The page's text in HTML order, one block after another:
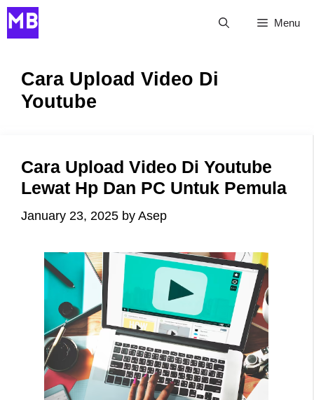
Skip
to
Menu
Cara Upload Video Di
Youtube
Cara Upload Video Di Youtube
Lewat Hp Dan PC Untuk Pemula
January 23, 2025 by Asep